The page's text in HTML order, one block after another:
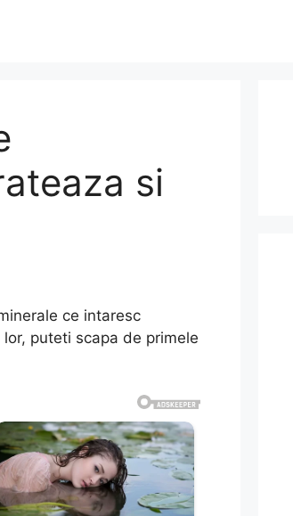
si
ce intaresc
puteti scapa de primele